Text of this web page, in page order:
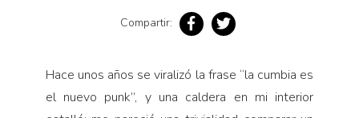
Relecturas
Compartir:
Hace unos años se viralizó la frase “la cumbia es
el nuevo punk”, y una caldera en mi interior